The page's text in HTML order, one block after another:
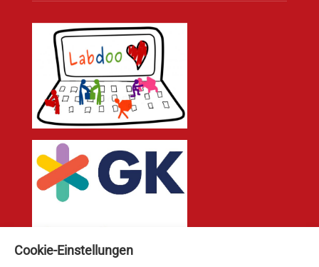
Cookie-Einstellungen